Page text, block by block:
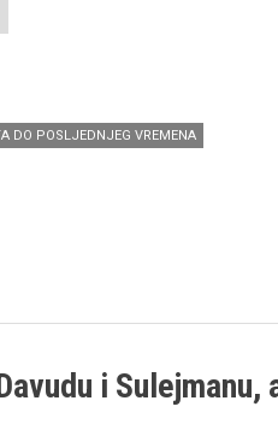
DO POSLJEDNJEG VREMENA
i